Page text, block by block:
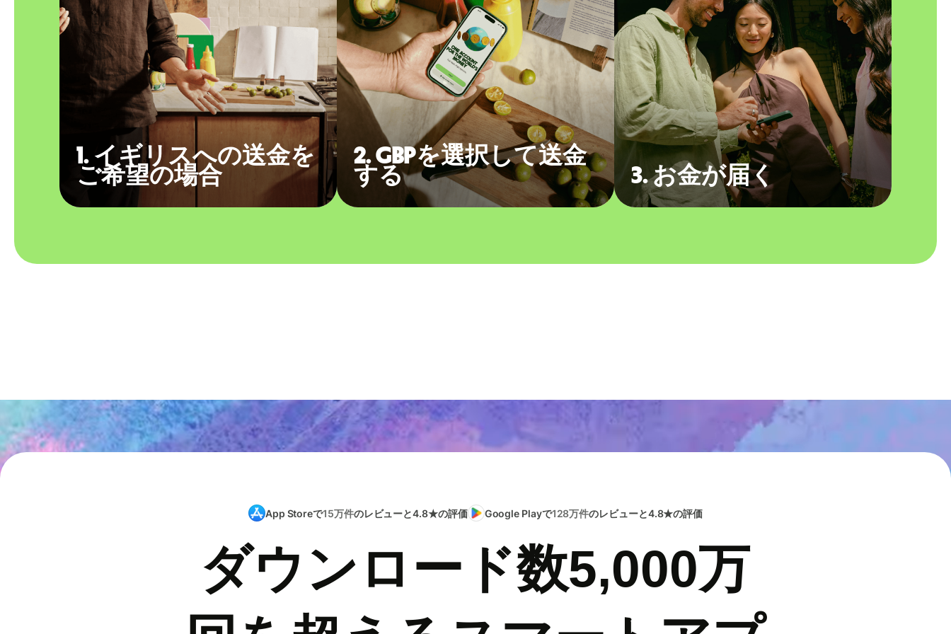
1. イギリスへの送金を
ご希望の場合
2. GBPを選択して送金
する
3. お金が届く
App Storeで15万件のレビューと4.8★の評価 Google Playで128万件のレビューと4.8★の評価
ダウンロード数5,000万